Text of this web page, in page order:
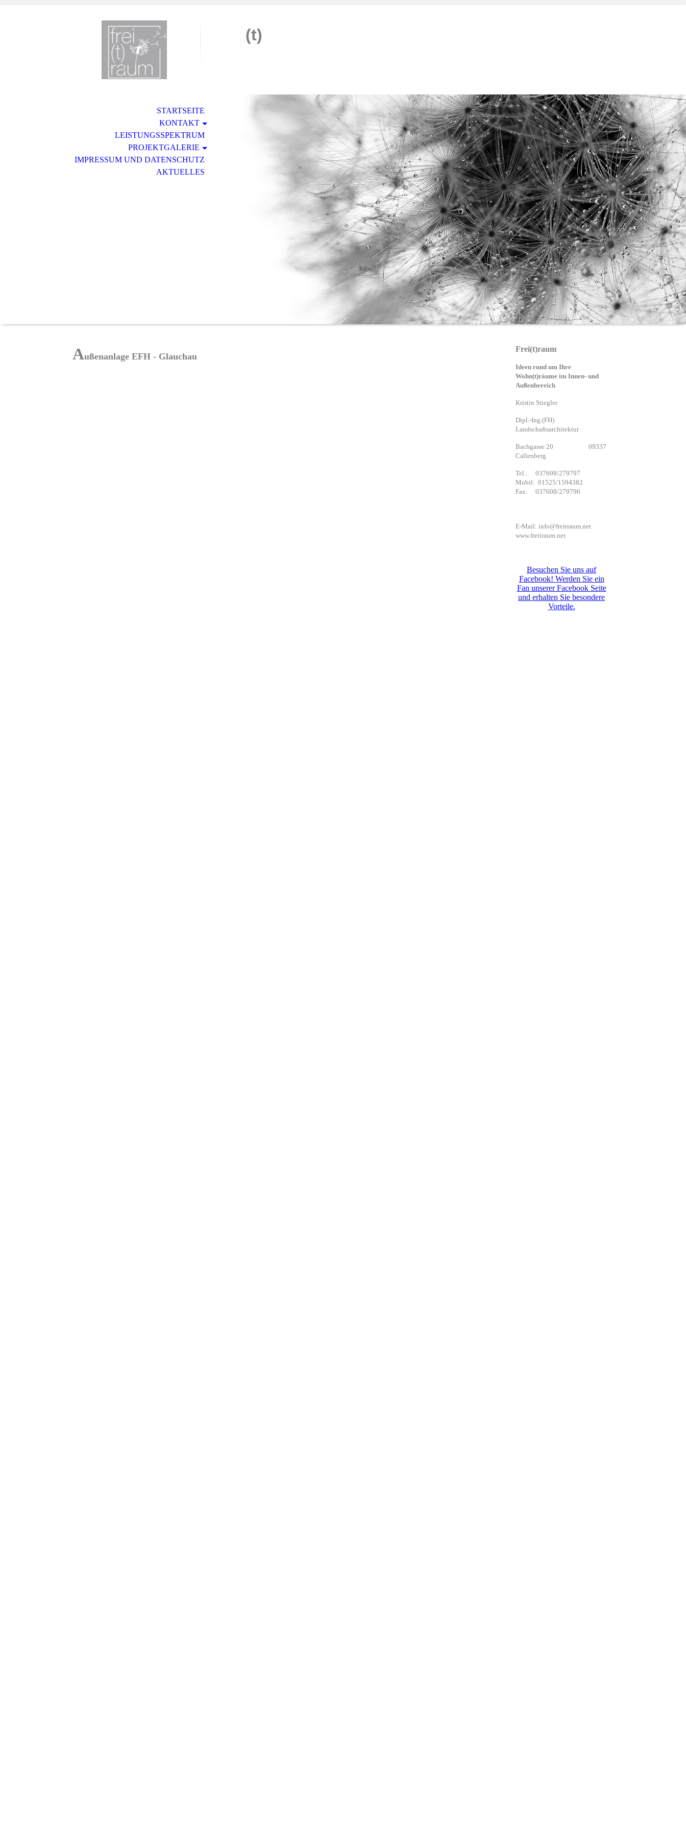
(t)
STARTSEITE
KONTAKT
LEISTUNGSSPEKTRUM
PROJEKTGALERIE
IMPRESSUM UND DATENSCHUTZ
AKTUELLES
Außenanlage EFH - Glauchau
Frei(t)raum
Ideen rund um Ihre
Wohn(t)räume im Innen- und
Außenbereich
Kristin Stiegler
Dipl.-Ing.(FH)
Landschaftsarchitektur
Bachgasse 20 09337
Callenberg
Tel.: 037608/279797
Mobil: 01525/1594382
Fax: 037608/279796
E-Mail: info@freitraum.net
www.freitraum.net
Besuchen Sie uns auf
Facebook! Werden Sie ein
Fan unserer Facebook Seite
und erhalten Sie besondere
Vorteile.